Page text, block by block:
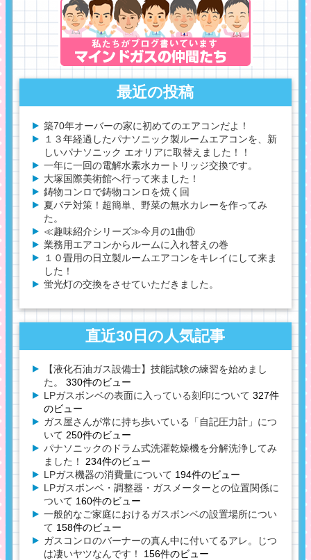
最近の投稿
築70年オーバーの家に初めてのエアコンだよ！
１３年経過したパナソニック製ルームエアコンを、新
しいパナソニック エオリアに取替えました！！
一年に一回の電解水素水カートリッジ交換です。
大塚国際美術館へ行って来ました！
鋳物コンロで鋳物コンロを焼く回
夏バテ対策！超簡単、野菜の無水カレーを作ってみ
た。
≪趣味紹介シリーズ≫今月の1曲⑪
業務用エアコンからルームに入れ替えの巻
１０畳用の日立製ルームエアコンをキレイにして来ま
した！
蛍光灯の交換をさせていただきました。
直近30日の人気記事
【液化石油ガス設備士】技能試験の練習を始めまし
た。
330件のビュー
LPガスボンベの表面に入っている刻印について 327件
のビュー
ガス屋さんが常に持ち歩いている「自記圧力計」につ
いて 250件のビュー
パナソニックのドラム式洗濯乾燥機を分解洗浄してみ
ました！
234件のビュー
LPガス機器の消費量について 194件のビュー
LPガスボンベ・調整器・ガスメーターとの位置関係に
ついて 160件のビュー
一般的なご家庭におけるガスボンベの設置場所につい
て 158件のビュー
ガスコンロのバーナーの真ん中に付いてるアレ。じつ
は凄いヤツなんです！
156件のビュー